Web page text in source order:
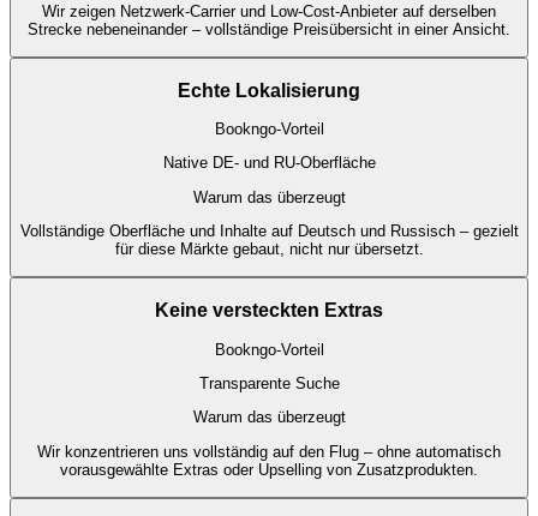
Wir zeigen Netzwerk-Carrier und Low-Cost-Anbieter auf derselben
Strecke nebeneinander – vollständige Preisübersicht in einer Ansicht.
Echte Lokalisierung
Bookngo-Vorteil
Native DE- und RU-Oberfläche
Warum das überzeugt
Vollständige Oberfläche und Inhalte auf Deutsch und Russisch – gezielt
für diese Märkte gebaut, nicht nur übersetzt.
Keine versteckten Extras
Bookngo-Vorteil
Transparente Suche
Warum das überzeugt
Wir konzentrieren uns vollständig auf den Flug – ohne automatisch
vorausgewählte Extras oder Upselling von Zusatzprodukten.